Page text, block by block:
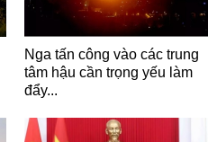
Nga tấn công vào các trung
tâm hậu cần trọng yếu làm
đẩy...